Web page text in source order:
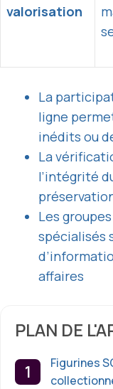
valorisation
La
ligne
inédits ou
La
l’intégrité
Les
spécialisés
affaires
PLAN DE
Figurines